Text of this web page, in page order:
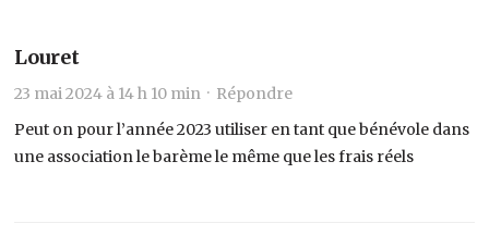
Louret
23 mai 2024 à 14 h 10 min · Répondre
Peut on pour l’année 2023 utiliser en tant que bénévole dans
une association le barème le même que les frais réels